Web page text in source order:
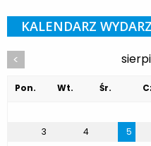
KALENDARZ
<
Pon. Wt. Śr.
3
4 5